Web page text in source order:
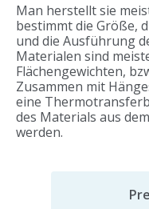
Man herstellt sie
bestimmt die Größe,
und die Ausführung
Materialen sind
Flächengewichten,
Zusammen mit
eine
des Materials aus
werden.